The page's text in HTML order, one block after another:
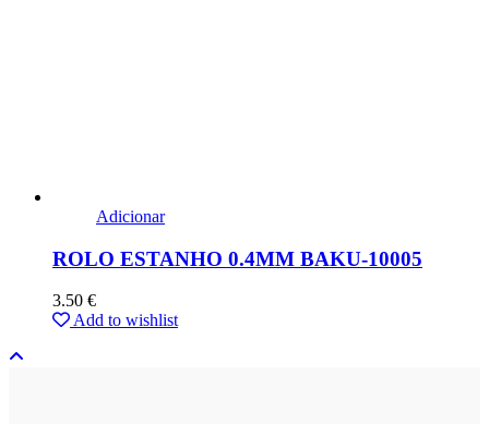
Adicionar
ROLO ESTANHO 0.4MM BAKU-10005
3.50 €
Add to wishlist